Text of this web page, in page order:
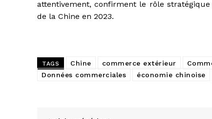
attentivement, confirment le rôle
de la Chine en 2023.
TAGS Chine commerce extérieur
Données commerciales
économie chinoise